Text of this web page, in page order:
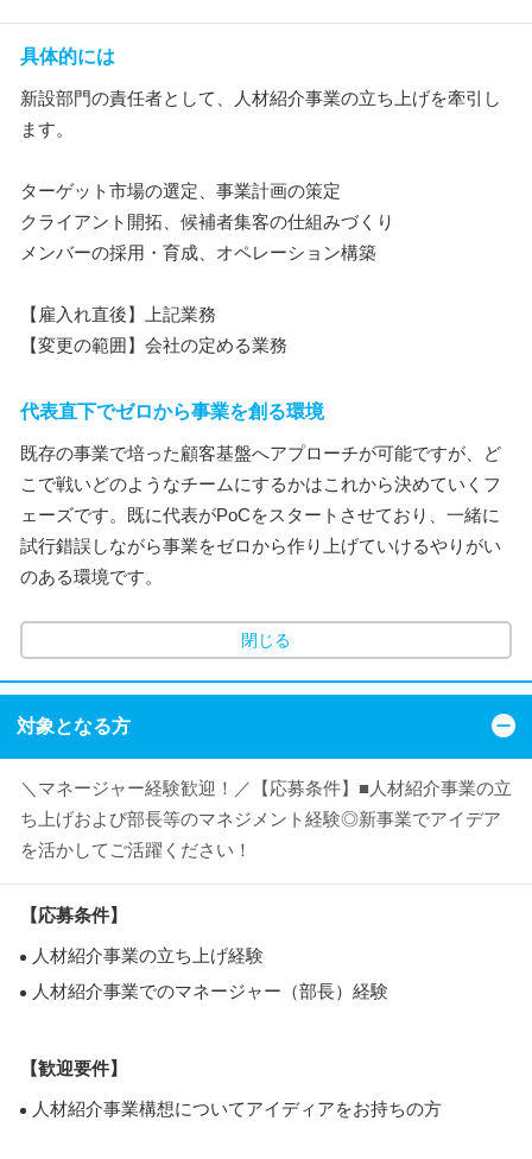
具体的には
新設部門の責任者として、人材紹介事業の立ち上げを牽引し
ます。
ターゲット市場の選定、事業計画の策定
クライアント開拓、候補者集客の仕組みづくり
メンバーの採用・育成、オペレーション構築
【雇入れ直後】上記業務
【変更の範囲】会社の定める業務
代表直下でゼロから事業を創る環境
既存の事業で培った顧客基盤へアプローチが可能ですが、ど
こで戦いどのようなチームにするかはこれから決めていくフ
ェーズです。既に代表がPoCをスタートさせており、一緒に
試行錯誤しながら事業をゼロから作り上げていけるやりがい
のある環境です。
閉じる
対象となる方
＼マネージャー経験歓迎！／【応募条件】■人材紹介事業の立
ち上げおよび部長等のマネジメント経験◎新事業でアイデア
を活かしてご活躍ください！
【応募条件】
人材紹介事業の立ち上げ経験
人材紹介事業でのマネージャー（部長）経験
【歓迎要件】
人材紹介事業構想についてアイディアをお持ちの方